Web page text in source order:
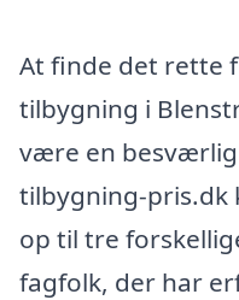
At finde det rette
tilbygning i
være en besværlig
tilbygning-pris.dk
op til tre
fagfolk, der har